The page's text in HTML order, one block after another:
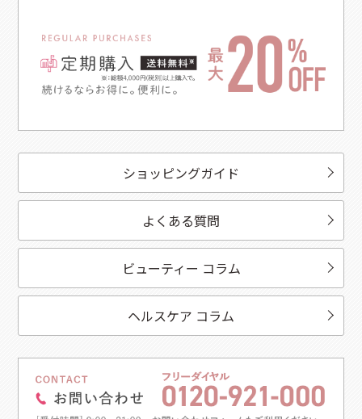
ショッピングガイド
よくある質問
ビューティー コラム
ヘルスケア コラム